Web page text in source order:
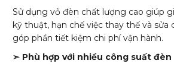
Sử dụng vỏ đèn chất lượng cao giúp
kỹ thuật, hạn chế việc thay thế và sửa
góp phần tiết kiệm chi phí vận hành.
➣ Phù hợp với nhiều công suất đèn